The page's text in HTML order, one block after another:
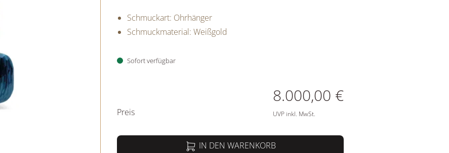
Schmuckart: Ohrhänger
Schmuckmaterial: Weißgold
Sofort verfügbar
PREISINFORMATIONEN
Preis
8.000,00 €
UVP inkl. MwSt.
IN DEN WARENKORB